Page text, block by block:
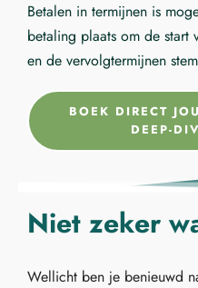
Betalen in termijnen is
betaling plaats om de start
en de vervolgtermijnen
BOEK DIRECT
DEEP-
Niet zeker
Wellicht ben je benieuwd